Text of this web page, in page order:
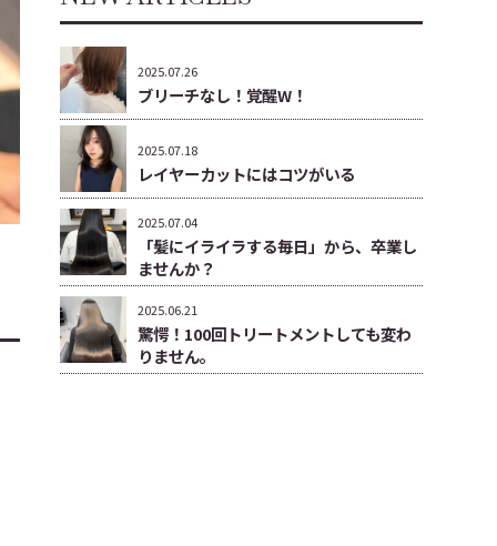
2025.07.26
ブリーチなし！覚醒W！
2025.07.18
レイヤーカットにはコツがいる
2025.07.04
「髪にイライラする毎日」から、卒業し
ませんか？
2025.06.21
驚愕！100回トリートメントしても変わ
りません。